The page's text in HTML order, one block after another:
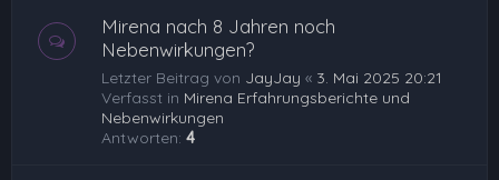
Mirena nach 8 Jahren noch
Nebenwirkungen?
Letzter Beitrag von JayJay « 3. Mai 2025 20:21
Verfasst in Mirena Erfahrungsberichte und
Nebenwirkungen
Antworten: 4